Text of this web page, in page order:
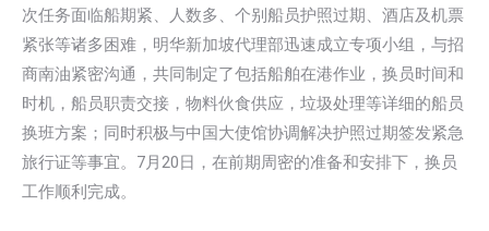
次任务面临船期紧、人数多、个别船员护照过期、酒店及机票
紧张等诸多困难，明华新加坡代理部迅速成立专项小组，与招
商南油紧密沟通，共同制定了包括船舶在港作业，换员时间和
时机，船员职责交接，物料伙食供应，垃圾处理等详细的船员
换班方案；同时积极与中国大使馆协调解决护照过期签发紧急
旅行证等事宜。7月20日，在前期周密的准备和安排下，换员
工作顺利完成。